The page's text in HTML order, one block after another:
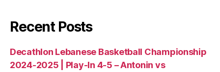
Recent Posts
Decathlon Lebanese Basketball Championship
2024-2025 | Play-In 4-5 – Antonin vs